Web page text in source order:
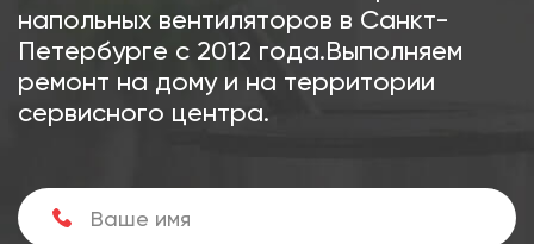
напольных вентиляторов в Санкт-
Петербурге с 2012 года.Выполняем
ремонт на дому и на территории
сервисного центра.